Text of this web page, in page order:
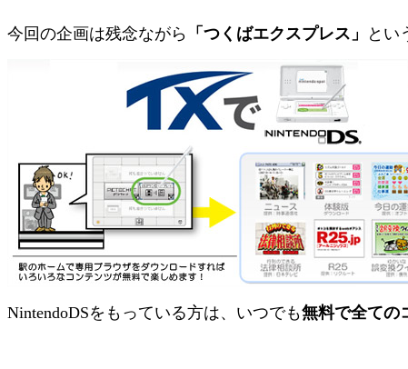
今回の企画は残念ながら 「つくばエクスプレス」 とい
NintendoDSをもっている方は、いつでも無料で全ての